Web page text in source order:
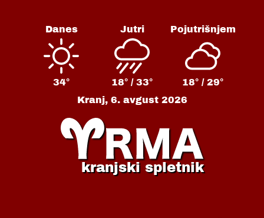
Danes
34°
Jutri
18° / 33°
Pojutrišnjem
18° / 29°
Kranj, 6. avgust 2026
kranjski spletnik